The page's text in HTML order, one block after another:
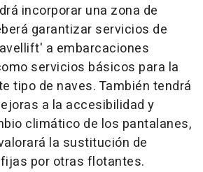
incorporar una zona de
garantizar servicios de
a embarcaciones
servicios básicos para la
tipo de naves. También tendrá
a la accesibilidad y
climático de los pantalanes,
la sustitución de
por otras flotantes.